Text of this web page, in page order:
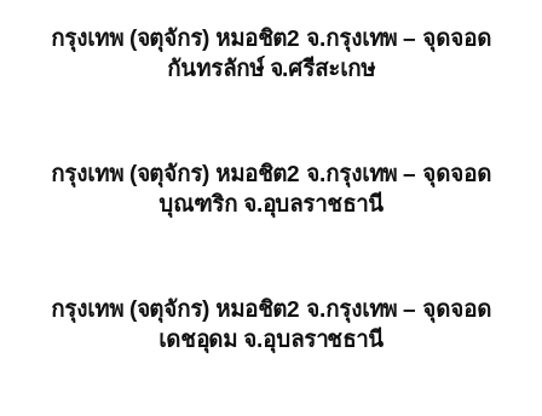
กรุงเทพ (จตุจักร) หมอชิต2 จ.กรุงเทพ – จุดจอด
กันทรลักษ์ จ.ศรีสะเกษ
กรุงเทพ (จตุจักร) หมอชิต2 จ.กรุงเทพ – จุดจอด
บุณฑริก จ.อุบลราชธานี
กรุงเทพ (จตุจักร) หมอชิต2 จ.กรุงเทพ – จุดจอด
เดชอุดม จ.อุบลราชธานี